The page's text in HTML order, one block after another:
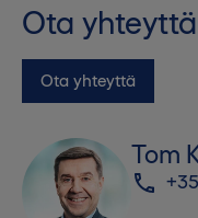
Ota
Ota yhteyttä
Tom